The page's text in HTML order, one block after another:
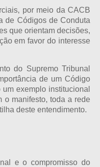
por meio da CACB
de Códigos de Conduta
que orientam decisões,
em favor do interesse
do Supremo Tribunal
de um Código
exemplo institucional
o manifesto, toda a rede
deste entendimento.
e o compromisso do